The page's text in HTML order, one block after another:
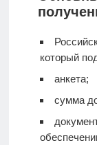
который
анкета;
сумма